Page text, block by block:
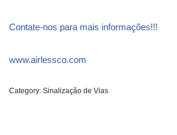
Contate-nos para mais informações!!!
www.airlessco.com
Category: Sinalização de Vias